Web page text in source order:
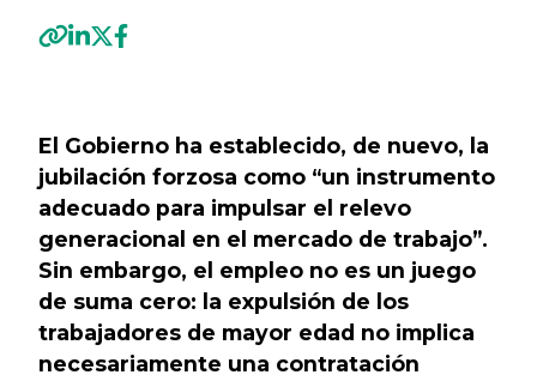
El Gobierno ha establecido, de nuevo, la
jubilación forzosa como “un instrumento
adecuado para impulsar el relevo
generacional en el mercado de trabajo”.
Sin embargo, el empleo no es un juego
de suma cero: la expulsión de los
trabajadores de mayor edad no implica
necesariamente una contratación